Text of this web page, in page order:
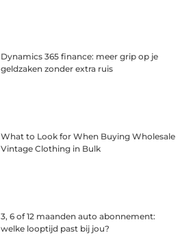
Dynamics 365 finance: meer grip op je
geldzaken zonder extra ruis
What to Look for When Buying Wholesale
Vintage Clothing in Bulk
3, 6 of 12 maanden auto abonnement:
welke looptijd past bij jou?